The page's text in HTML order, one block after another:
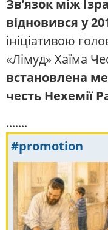
Зв’язок між
відновився у
ініціативою
«Лімуд» Хаїма
встановлена
честь Нехемії
.......
#promotion